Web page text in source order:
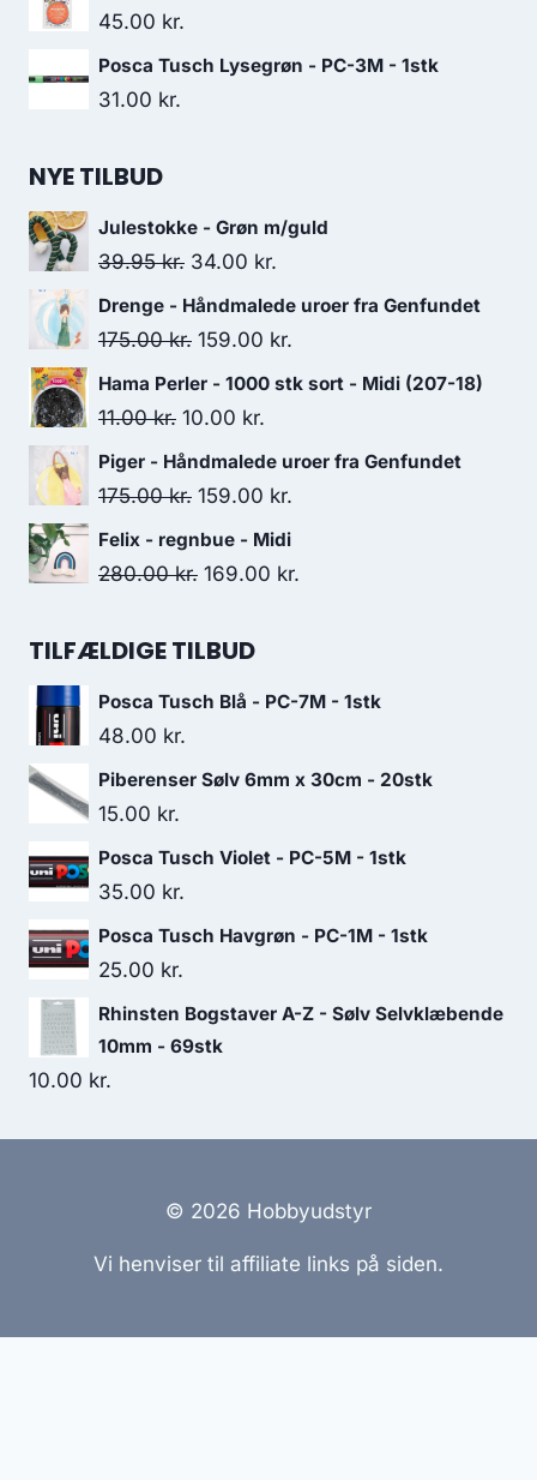
45.00 kr.
Posca Tusch Lysegrøn - PC-3M - 1stk
31.00 kr.
NYE TILBUD
Julestokke - Grøn m/guld
39.95kr. 34.00 kr.
Drenge - Håndmalede uroer fra Genfundet
175.00kr. 159.00 kr.
Hama Perler - 1000 stk sort - Midi (207-18)
11.00kr. 10.00 kr.
Piger - Håndmalede uroer fra Genfundet
175.00kr. 159.00 kr.
Felix - regnbue - Midi
280.00kr. 169.00 kr.
TILFÆLDIGE TILBUD
Posca Tusch Blå - PC-7M - 1stk
48.00 kr.
Piberenser Sølv 6mm x 30cm - 20stk
15.00 kr.
Posca Tusch Violet - PC-5M - 1stk
35.00 kr.
Posca Tusch Havgrøn - PC-1M - 1stk
25.00 kr.
Rhinsten Bogstaver A-Z - Sølv Selvklæbende
10mm - 69stk
10.00 kr.
© 2026 Hobbyudstyr
Vi henviser til affiliate links på siden.